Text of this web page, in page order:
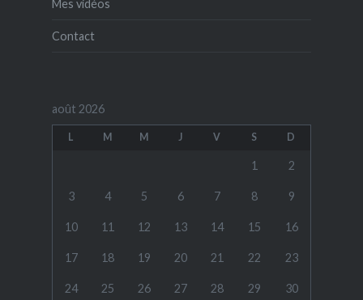
Mes vidéos
Contact
août 2026
L M M J V S D
1 2
3 4 5 6 7 8 9
10 11 12 13 14 15 16
17 18 19 20 21 22 23
24 25 26 27 28 29 30